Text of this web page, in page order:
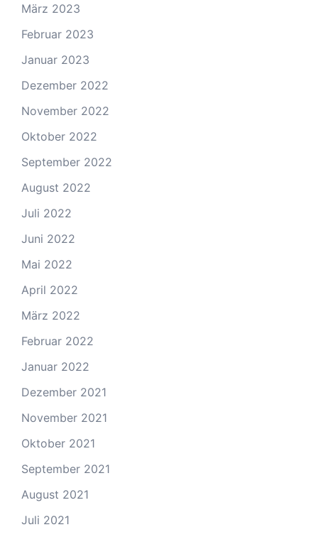
März 2023
Februar 2023
Januar 2023
Dezember 2022
November 2022
Oktober 2022
September 2022
August 2022
Juli 2022
Juni 2022
Mai 2022
April 2022
März 2022
Februar 2022
Januar 2022
Dezember 2021
November 2021
Oktober 2021
September 2021
August 2021
Juli 2021